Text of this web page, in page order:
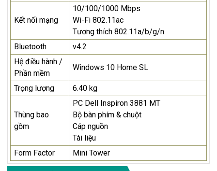
Kết nối mạng
10/100/1000 Mbps
Wi-Fi 802.11ac
Tương thích 802.11a/b/g/n
Bluetooth
v4.2
Hệ điều hành /
Phần mềm
Windows 10 Home SL
Trọng lượng 6.40 kg
Thùng bao
gồm
PC Dell Inspiron 3881 MT
Bộ bàn phím & chuột
Cáp nguồn
Tài liệu
Form Factor
Mini Tower